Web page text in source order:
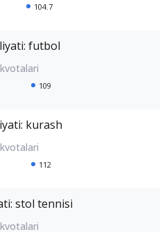
104.7
futbol
109
kurash
112
stol tennisi